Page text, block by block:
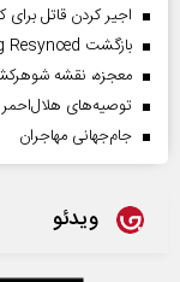
اجیر کردن قاتل
بازگشت Black Flag Resynced خبری جذاب برای دوستداران بازی
معجزه، نقشه
توصیه‌های هلال‌احمر
جام‌جهانی مهاجران
ویدئو